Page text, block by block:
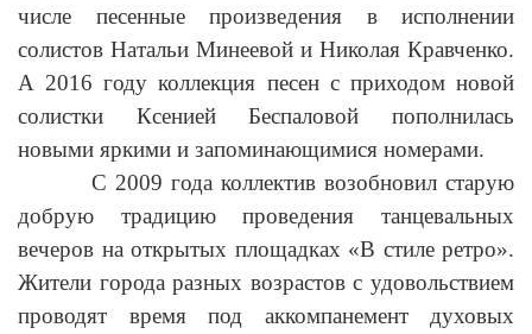
числе песенные произведения в исполнении
солистов Натальи Минеевой и Николая Кравченко.
А 2016 году коллекция песен с приходом новой
солистки Ксенией Беспаловой пополнилась
новыми яркими и запоминающимися номерами.
С 2009 года коллектив возобновил старую
добрую традицию проведения танцевальных
вечеров на открытых площадках «В стиле ретро».
Жители города разных возрастов с удовольствием
проводят время под аккомпанемент духовых